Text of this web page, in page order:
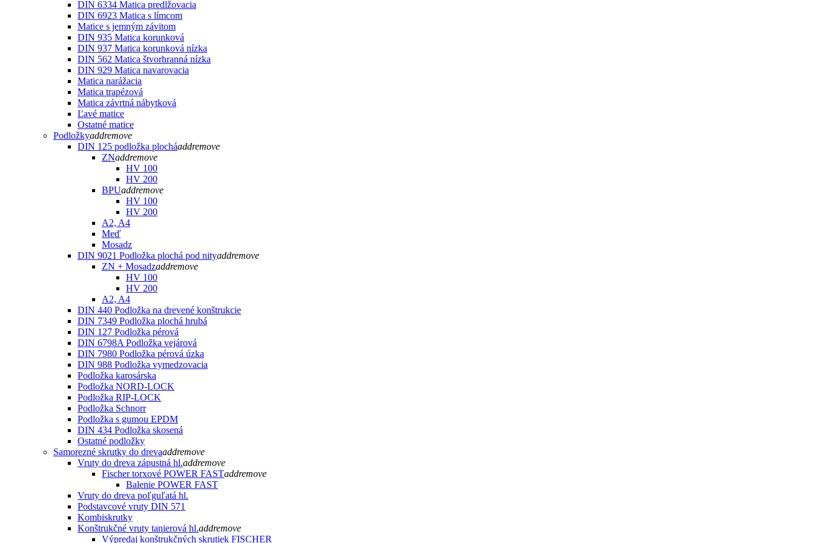
DIN 6334 Matica predlžovacia
DIN 6923 Matica s límcom
Matice s jemným závitom
DIN 935 Matica korunková
DIN 937 Matica korunková nízka
DIN 562 Matica štvorhranná nízka
DIN 929 Matica navarovacia
Matica narážacia
Matica trapézová
Matica závrtná nábytková
Ľavé matice
Ostatné matice
Podložkyaddremove
DIN 125 podložka plocháaddremove
ZNaddremove
HV 100
HV 200
BPUaddremove
HV 100
HV 200
A2, A4
Meď
Mosadz
DIN 9021 Podložka plochá pod nityaddremove
ZN + Mosadzaddremove
HV 100
HV 200
A2, A4
DIN 440 Podložka na drevené konštrukcie
DIN 7349 Podložka plochá hrubá
DIN 127 Podložka pérová
DIN 6798A Podložka vejárová
DIN 7980 Podložka pérová úzka
DIN 988 Podložka vymedzovacia
Podložka karosárska
Podložka NORD-LOCK
Podložka RIP-LOCK
Podložka Schnorr
Podložka s gumou EPDM
DIN 434 Podložka skosená
Ostatné podložky
Samorezné skrutky do drevaaddremove
Vruty do dreva zápustná hl.addremove
Fischer torxové POWER FASTaddremove
Balenie POWER FAST
Vruty do dreva poľguľatá hl.
Podstavcové vruty DIN 571
Kombiskrutky
Konštrukčné vruty tanierová hl.addremove
Výpredaj konštrukčných skrutiek FISCHER